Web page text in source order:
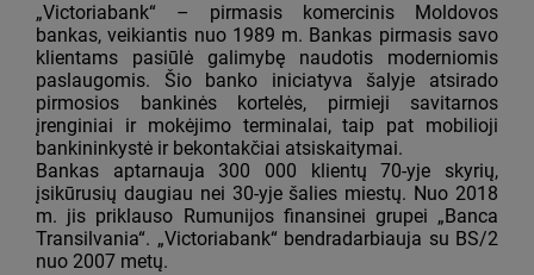
„Victoriabank“ – pirmasis komercinis Moldovos
bankas, veikiantis nuo 1989 m. Bankas pirmasis savo
klientams pasiūlė galimybę naudotis moderniomis
paslaugomis. Šio banko iniciatyva šalyje atsirado
pirmosios bankinės kortelės, pirmieji savitarnos
įrenginiai ir mokėjimo terminalai, taip pat mobilioji
bankininkystė ir bekontakčiai atsiskaitymai.
Bankas aptarnauja 300 000 klientų 70-yje skyrių,
įsikūrusių daugiau nei 30-yje šalies miestų. Nuo 2018
m. jis priklauso Rumunijos finansinei grupei „Banca
Transilvania“. „Victoriabank“ bendradarbiauja su BS/2
nuo 2007 metų.